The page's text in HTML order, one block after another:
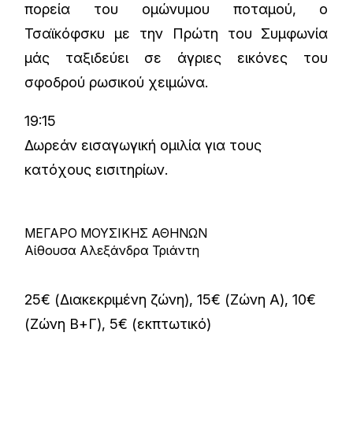
πορεία του ομώνυμου ποταμού, ο
Τσαϊκόφσκυ με την Πρώτη του Συμφωνία
μάς ταξιδεύει σε άγριες εικόνες του
σφοδρού ρωσικού χειμώνα.
19:15
Δωρεάν εισαγωγική ομιλία για τους
κατόχους εισιτηρίων.
ΜΕΓΑΡΟ ΜΟΥΣΙΚΗΣ ΑΘΗΝΩΝ
Αίθουσα Αλεξάνδρα Τριάντη
25€ (Διακεκριμένη ζώνη), 15€ (Ζώνη Α), 10€
(Ζώνη Β+Γ), 5€ (εκπτωτικό)